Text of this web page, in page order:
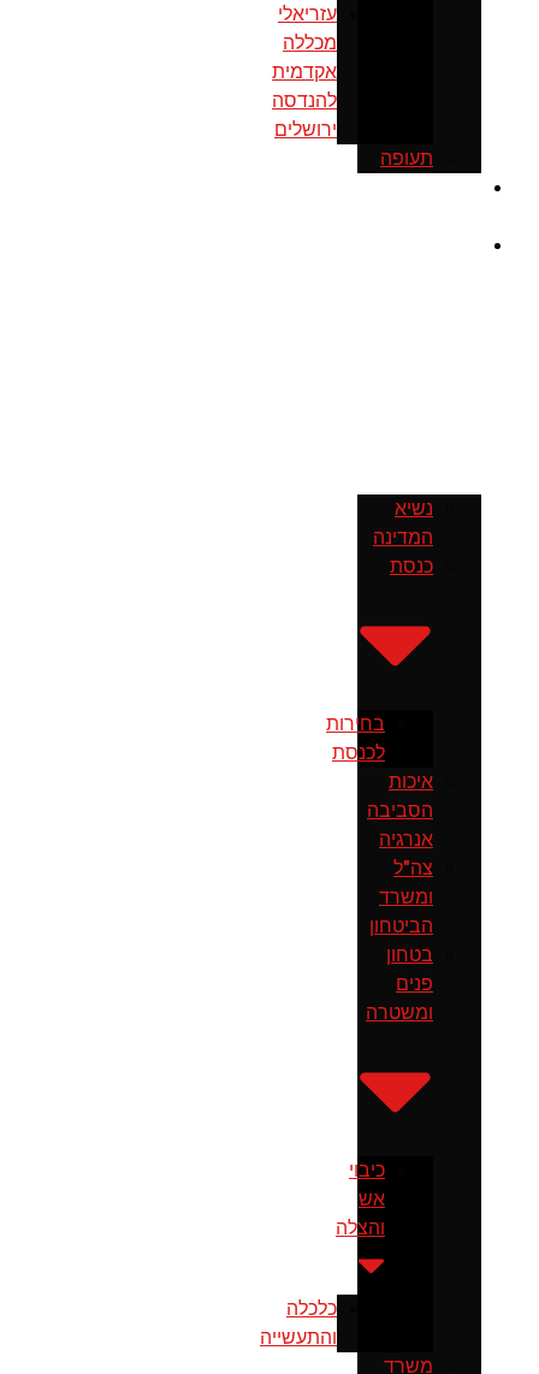
עזריאלי
מכללה
אקדמית
להנדסה
ירושלים
תעופה
נשיא
המדינה
כנסת
בחירות
לכנסת
איכות
הסביבה
אנרגיה
צה"ל
ומשרד
הביטחון
בטחון
פנים
ומשטרה
כיבוי
אש
והצלה
כלכלה
והתעשייה
משרד